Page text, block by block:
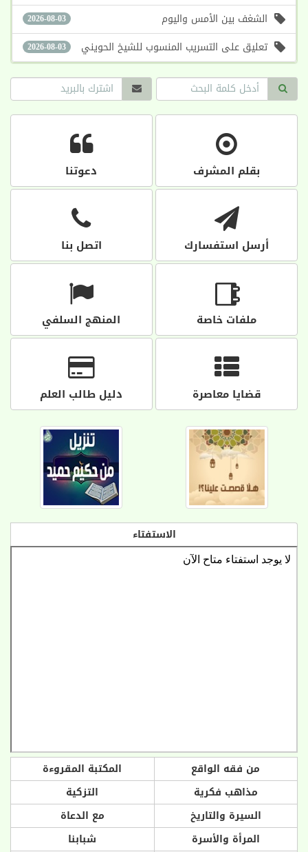
2026-08-03 الشغف بين الأمس واليوم
2026-08-03 تعليق على التسريب المنسوب للشيخ الحويني
بقلم المشرف دعوتنا
أرسل استفسارك اتصل بنا
ملفات خاصة المنهج السلفي
قضايا معاصرة دليل طالب العلم
الاستفتاء
من فقه الواقع
المكتبة المقروءة
مذاهب فكرية
التزكية
السيرة والتاريخ
مع الدعاة
المرأة والأسرة
شبابنا